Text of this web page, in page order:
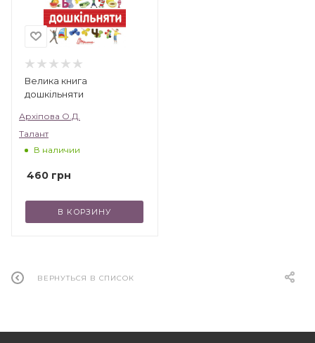
Велика книга
дошкільняти
Архіпова О.Д.
Талант
В наличии
460 грн
В КОРЗИНУ
ВЕРНУТЬСЯ В СПИСОК